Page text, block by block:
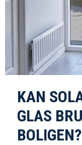
KAN
GLAS
BOLIGEN?